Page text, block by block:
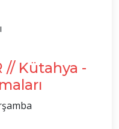
// Kütahya -